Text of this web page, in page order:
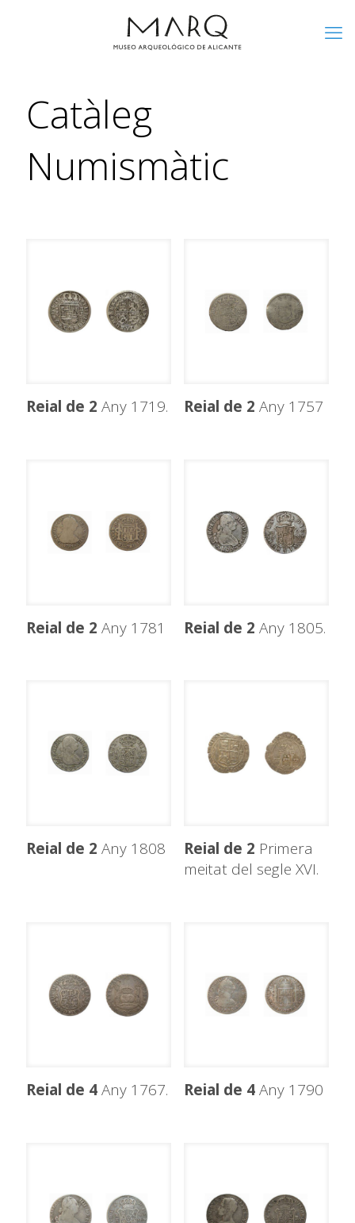
Catàleg
Numismàtic
Reial de 2 Any 1719. Reial de 2 Any 1757
Reial de 2 Any 1781 Reial de 2 Any 1805.
Reial de 2 Any 1808 Reial de 2 Primera
meitat del segle XVI.
Reial de 4Any 1767. Reial de 4Any 1790